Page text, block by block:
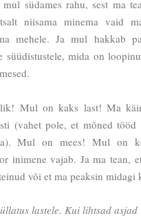
südames rahu, sest ma
niisama minema vaid
mehele. Ja mul hakkab
süüdistustele, mida on
Mul on kaks last! Ma
(vahet pole, et mõned tööd
Mul on mees! Mul on
inimene vajab. Ja ma tean,
või et ma peaksin midagi
lastele. Kui lihtsad asjad